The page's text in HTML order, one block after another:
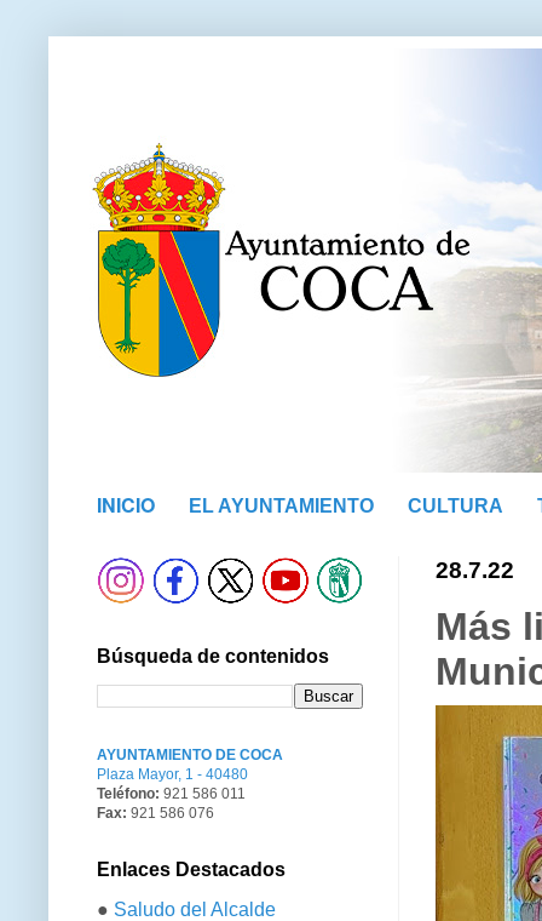
INICIO EL AYUNTAMIENTO CULTURA
28.7.22
Más
Búsqueda de contenidos
AYUNTAMIENTO DE COCA
Plaza Mayor, 1 - 40480
Teléfono: 921 586 011
Fax: 921 586 076
Enlaces Destacados
● Saludo del Alcalde